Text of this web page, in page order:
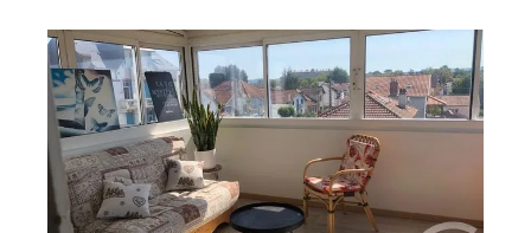
TARBES 65
54,52 m2, 3 pièces
Ref : 3990
Appartement F2 Bis à vendre
125 000 €